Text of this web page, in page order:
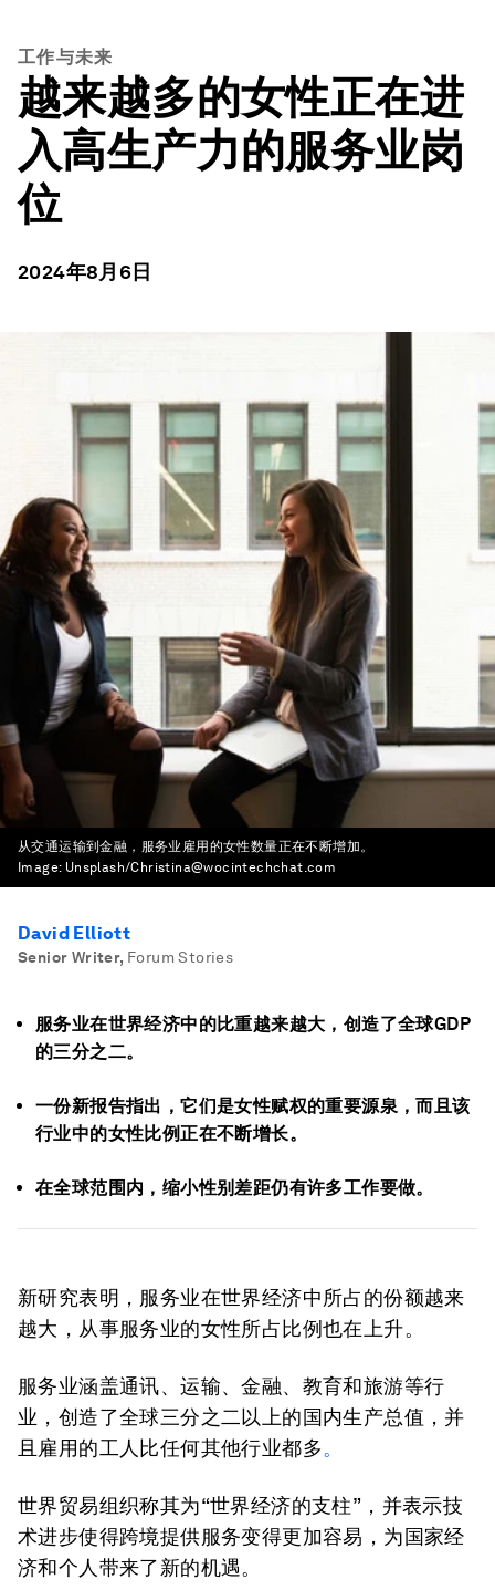
工作与未来
越来越多的女性正在进
入高生产力的服务业岗
位
2024年8月6日
从交通运输到金融，服务业雇用的女性数量正在不断增加。
Image: Unsplash/Christina@wocintechchat.com
David Elliott
Senior Writer, Forum Stories
服务业在世界经济中的比重越来越大，创造了全球GDP
的三分之二。
一份新报告指出，它们是女性赋权的重要源泉，而且该
行业中的女性比例正在不断增长。
在全球范围内，缩小性别差距仍有许多工作要做。
新研究表明，服务业在世界经济中所占的份额越来
越大，从事服务业的女性所占比例也在上升。
服务业涵盖通讯、运输、金融、教育和旅游等行
业，创造了全球三分之二以上的国内生产总值，并
且雇用的工人比任何其他行业都多。
世界贸易组织称其为“世界经济的支柱”，并表示技
术进步使得跨境提供服务变得更加容易，为国家经
济和个人带来了新的机遇。